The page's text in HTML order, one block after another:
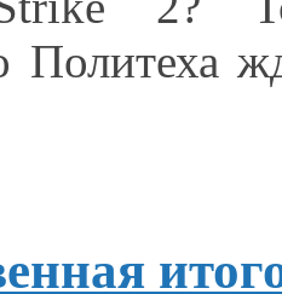
Политеха